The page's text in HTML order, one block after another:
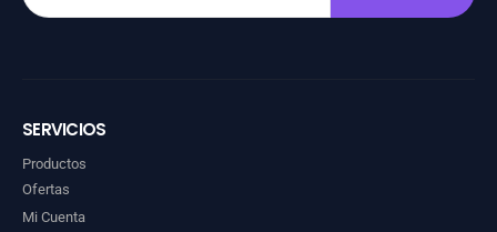
SERVICIOS
Productos
Ofertas
Mi Cuenta